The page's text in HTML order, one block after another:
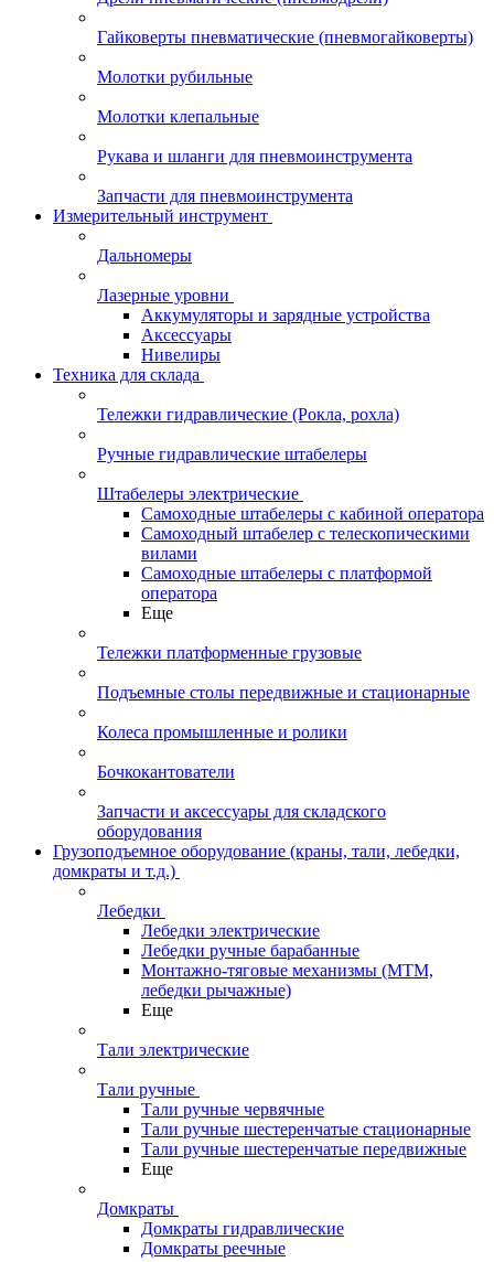
Гайковерты пневматические (пневмогайковерты)
Молотки рубильные
Молотки клепальные
Рукава и шланги для пневмоинструмента
Запчасти для пневмоинструмента
Измерительный инструмент
Дальномеры
Лазерные уровни
Аккумуляторы и зарядные устройства
Аксессуары
Нивелиры
Техника для склада
Тележки гидравлические (Рокла, рохла)
Ручные гидравлические штабелеры
Штабелеры электрические
Самоходные штабелеры с кабиной оператора
Самоходный штабелер с телескопическими
вилами
Самоходные штабелеры с платформой
оператора
Еще
Тележки платформенные грузовые
Подъемные столы передвижные и стационарные
Колеса промышленные и ролики
Бочкокантователи
Запчасти и аксессуары для складского
оборудования
Грузоподъемное оборудование (краны, тали, лебедки,
домкраты и т.д.)
Лебедки
Лебедки электрические
Лебедки ручные барабанные
Монтажно-тяговые механизмы (МТМ,
лебедки рычажные)
Еще
Тали электрические
Тали ручные
Тали ручные червячные
Тали ручные шестеренчатые стационарные
Тали ручные шестеренчатые передвижные
Еще
Домкраты
Домкраты гидравлические
Домкраты реечные